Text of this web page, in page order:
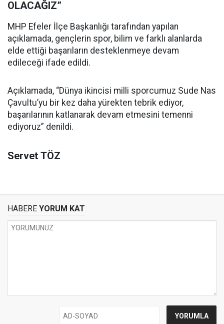
OLACAĞIZ”
MHP Efeler İlçe Başkanlığı tarafından yapılan
açıklamada, gençlerin spor, bilim ve farklı alanlarda
elde ettiği başarıların desteklenmeye devam
edileceği ifade edildi.
Açıklamada, “Dünya ikincisi milli sporcumuz Sude Nas
Çavultu’yu bir kez daha yürekten tebrik ediyor,
başarılarının katlanarak devam etmesini temenni
ediyoruz” denildi.
Servet TÖZ
HABERE YORUM KAT